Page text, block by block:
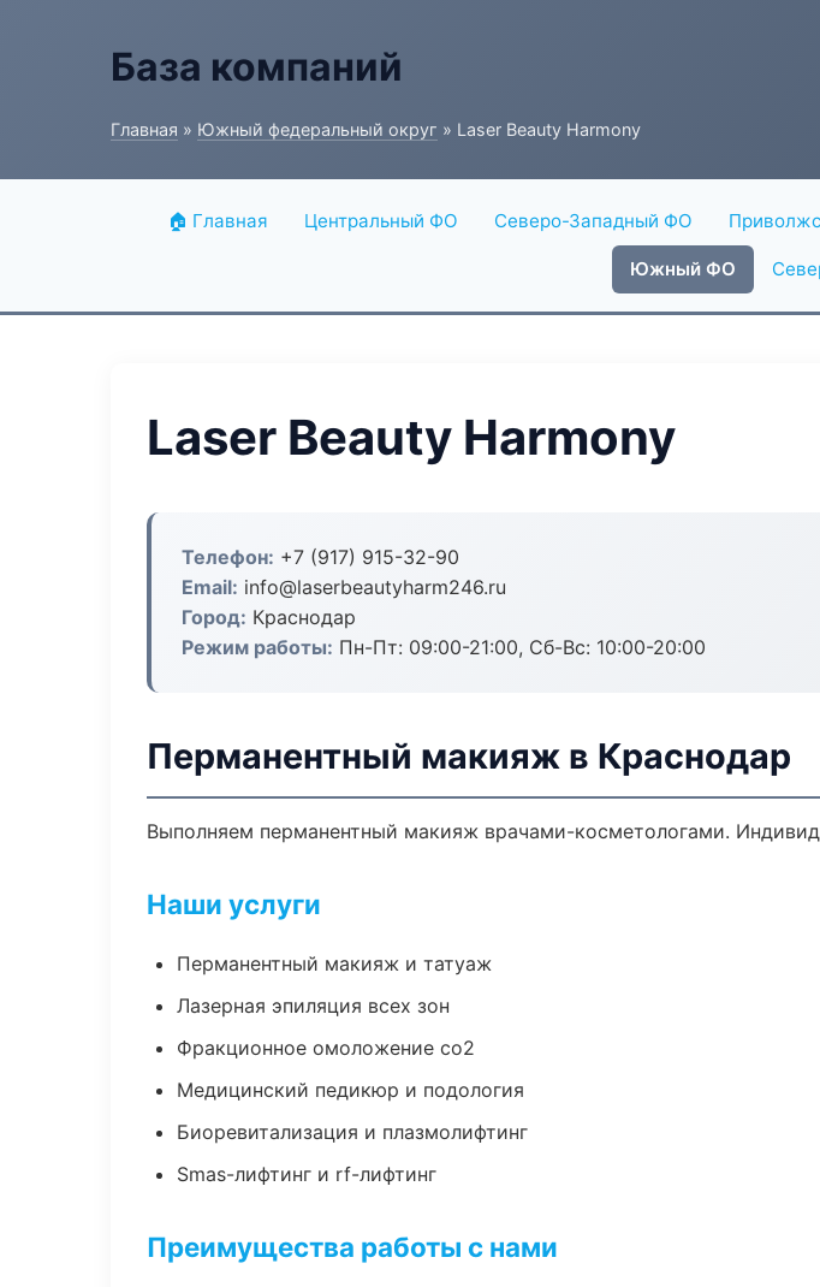
База компаний
Главная » Южный федеральный округ » Laser Beauty Harmony
🏠 Главная Центральный ФО Северо-Западный ФО
Южный ФО
Laser Beauty Harmony
Телефон: +7 (917) 915-32-90
Email: info@laserbeautyharm246.ru
Город: Краснодар
Режим работы: Пн-Пт: 09:00-21:00, Сб-Вс: 10:00-20:00
Перманентный макияж в Краснодар
Выполняем перманентный макияж врачами-косметологами.
Наши услуги
Перманентный макияж и татуаж
Лазерная эпиляция всех зон
Фракционное омоложение co2
Медицинский педикюр и подология
Биоревитализация и плазмолифтинг
Smas-лифтинг и rf-лифтинг
Преимущества работы с нами